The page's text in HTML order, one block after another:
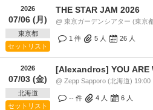
2026
07/06 (月)
東京都
セットリスト
THE STAR JAM 2026
@ 東京ガーデンシアター (東京
1 件 5 人 26 人
2026
07/03 (金)
北海道
セットリスト
[Alexandros] YOU ARE
@ Zepp Sapporo (北海道) 19:00
-- 件 4 人 6 人